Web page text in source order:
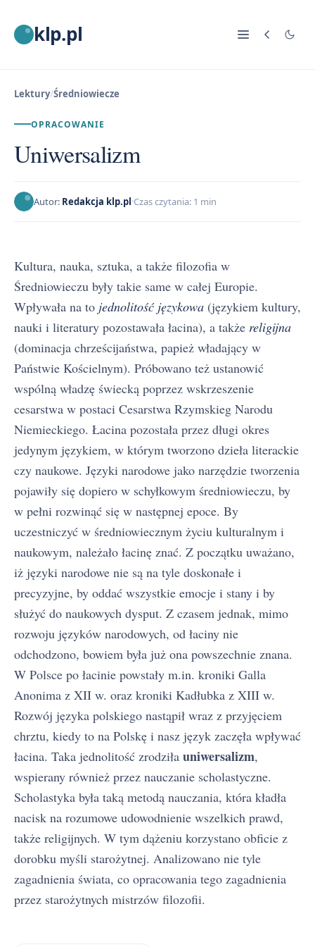
klp.pl
Lektury/Średniowiecze
OPRACOWANIE
Uniwersalizm
Autor: Redakcja klp.pl Czas czytania: 1 min
Kultura, nauka, sztuka, a także filozofia w
Średniowieczu były takie same w całej Europie.
Wpływała na to jednolitość językowa (językiem kultury,
nauki i literatury pozostawała łacina), a także religijna
(dominacja chrześcijaństwa, papież władający w
Państwie Kościelnym). Próbowano też ustanowić
wspólną władzę świecką poprzez wskrzeszenie
cesarstwa w postaci Cesarstwa Rzymskieg Narodu
Niemieckiego. Łacina pozostała przez długi okres
jedynym językiem, w którym tworzono dzieła literackie
czy naukowe. Języki narodowe jako narzędzie tworzenia
pojawiły się dopiero w schyłkowym średniowieczu, by
w pełni rozwinąć się w następnej epoce. By
uczestniczyć w średniowiecznym życiu kulturalnym i
naukowym, należało łacinę znać. Z początku uważano,
iż języki narodowe nie są na tyle doskonałe i
precyzyjne, by oddać wszystkie emocje i stany i by
służyć do naukowych dysput. Z czasem jednak, mimo
rozwoju języków narodowych, od łaciny nie
odchodzono, bowiem była już ona powszechnie znana.
W Polsce po łacinie powstały m.in. kroniki Galla
Anonima z XII w. oraz kroniki Kadłubka z XIII w.
Rozwój języka polskiego nastąpił wraz z przyjęciem
chrztu, kiedy to na Polskę i nasz język zaczęła wpływać
łacina. Taka jednolitość zrodziła uniwersalizm,
wspierany również przez nauczanie scholastyczne.
Scholastyka była taką metodą nauczania, która kładła
nacisk na rozumowe udowodnienie wszelkich prawd,
także religijnych. W tym dążeniu korzystano obficie z
dorobku myśli starożytnej. Analizowano nie tyle
zagadnienia świata, co opracowania tego zagadnienia
przez starożytnych mistrzów filozofii.